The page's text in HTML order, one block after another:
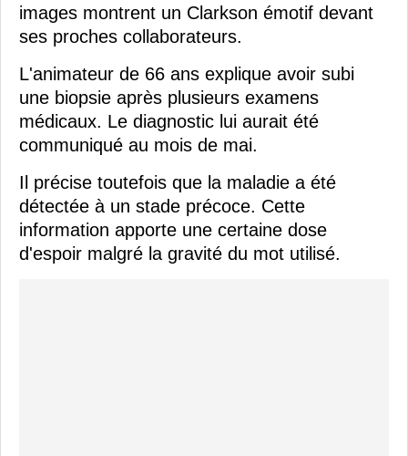
images montrent un Clarkson émotif devant
ses proches collaborateurs.
L'animateur de 66 ans explique avoir subi
une biopsie après plusieurs examens
médicaux. Le diagnostic lui aurait été
communiqué au mois de mai.
Il précise toutefois que la maladie a été
détectée à un stade précoce. Cette
information apporte une certaine dose
d'espoir malgré la gravité du mot utilisé.